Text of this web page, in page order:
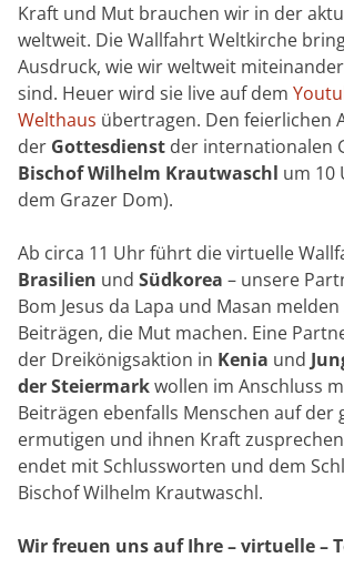
Kraft und Mut brauchen wir in der
weltweit. Die Wallfahrt Weltkirche
Ausdruck, wie wir weltweit
sind. Heuer wird sie live auf dem
Welthaus übertragen. Den feierlichen
der Gottesdienst der internationalen
Bischof Wilhelm Krautwaschl um 10
dem Grazer Dom).
Ab circa 11 Uhr führt die virtuelle
Brasilien und Südkorea – unsere
Bom Jesus da Lapa und Masan
Beiträgen, die Mut machen. Eine
der Dreikönigsaktion in Kenia und
der Steiermarkwollen im Anschluss
Beiträgen ebenfalls Menschen auf der
ermutigen und ihnen Kraft
endet mit Schlussworten und dem
Bischof Wilhelm Krautwaschl.
Wir freuen uns auf Ihre – virtuelle –